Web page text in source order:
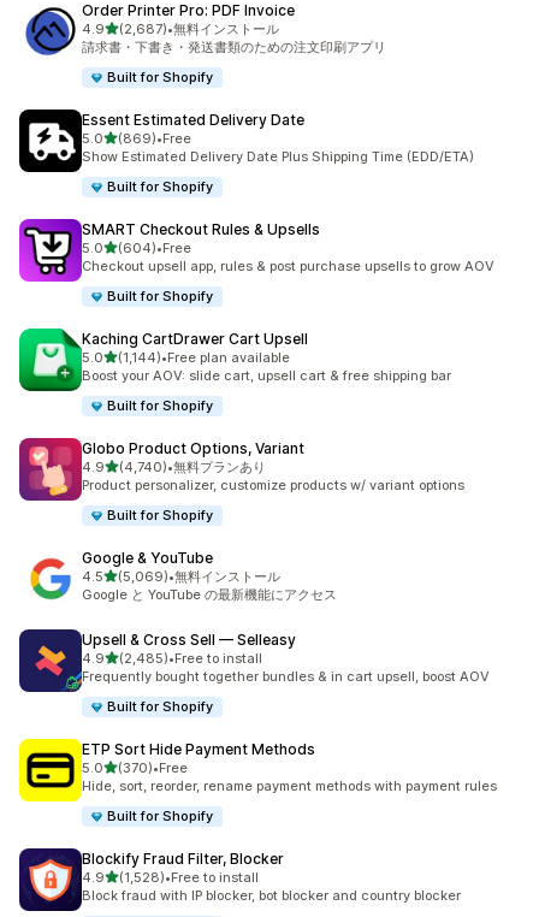
Order Printer Pro: PDF Invoice
4.95つ星中
(2,687)
合計レビュー数：2687件
•無料インストール
請求書・下書き・発送書類のための注文印刷アプリ
Built for Shopify
Essent Estimated Delivery Date
5.05つ星中
(869)
合計レビュー数：869件
•Free
Show Estimated Delivery Date Plus Shipping Time (EDD/ETA)
Built for Shopify
SMART Checkout Rules & Upsells
5.05つ星中
(604)
合計レビュー数：604件
•Free
Checkout upsell app, rules & post purchase upsells to grow AOV
Built for Shopify
Kaching CartDrawer Cart Upsell
5.05つ星中
(1,144)
合計レビュー数：1144件
•Free plan available
Boost your AOV: slide cart, upsell cart & free shipping bar
Built for Shopify
Globo Product Options, Variant
4.95つ星中
(4,740)
合計レビュー数：4740件
•無料プランあり
Product personalizer, customize products w/ variant options
Built for Shopify
Google & YouTube
4.55つ星中
(5,069)
合計レビュー数：5069件
•無料インストール
Google と YouTube の最新機能にアクセス
Upsell & Cross Sell — Selleasy
4.95つ星中
(2,485)
合計レビュー数：2485件
•Free to install
Frequently bought together bundles & in cart upsell, boost AOV
Built for Shopify
ETP Sort Hide Payment Methods
5.05つ星中
(370)
合計レビュー数：370件
•Free
Hide, sort, reorder, rename payment methods with payment rules
Built for Shopify
Blockify Fraud Filter, Blocker
4.95つ星中
(1,528)
合計レビュー数：1528件
•Free to install
Block fraud with IP blocker, bot blocker and country blocker